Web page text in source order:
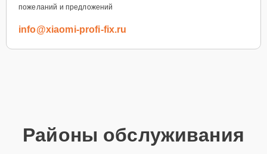
пожеланий и предложений
info@xiaomi-profi-fix.ru
Районы обслуживания